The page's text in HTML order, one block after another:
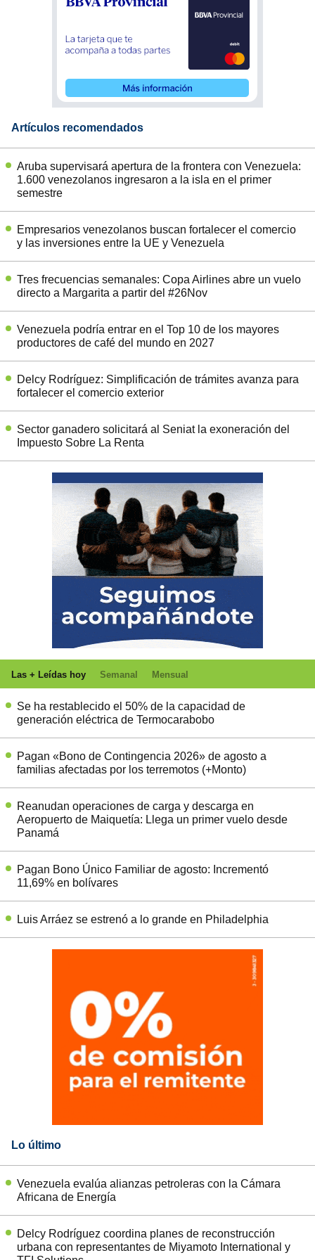
Artículos recomendados
Aruba supervisará apertura de la frontera con Venezuela:
1.600 venezolanos ingresaron a la isla en el primer
semestre
Empresarios venezolanos buscan fortalecer el comercio
y las inversiones entre la UE y Venezuela
Tres frecuencias semanales: Copa Airlines abre un vuelo
directo a Margarita a partir del #26Nov
Venezuela podría entrar en el Top 10 de los mayores
productores de café del mundo en 2027
Delcy Rodríguez: Simplificación de trámites avanza para
fortalecer el comercio exterior
Sector ganadero solicitará al Seniat la exoneración del
Impuesto Sobre La Renta
Las + Leídas hoy Semanal Mensual
Se ha restablecido el 50% de la capacidad de
generación eléctrica de Termocarabobo
Pagan «Bono de Contingencia 2026» de agosto a
familias afectadas por los terremotos (+Monto)
Reanudan operaciones de carga y descarga en
Aeropuerto de Maiquetía: Llega un primer vuelo desde
Panamá
Pagan Bono Único Familiar de agosto: Incrementó
11,69% en bolívares
Luis Arráez se estrenó a lo grande en Philadelphia
Lo último
Venezuela evalúa alianzas petroleras con la Cámara
Africana de Energía
Delcy Rodríguez coordina planes de reconstrucción
urbana con representantes de Miyamoto International y